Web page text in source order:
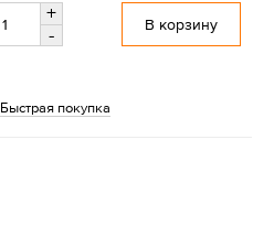
+
-
В корзину
Быстрая покупка